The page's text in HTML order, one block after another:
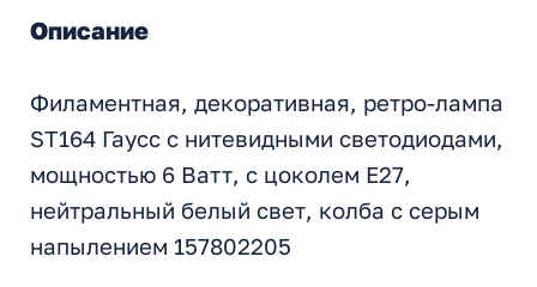
Описание
Филаментная, декоративная, ретро-лампа
ST164 Гаусс с нитевидными светодиодами,
мощностью 6 Ватт, с цоколем E27,
нейтральный белый свет, колба с серым
напылением 157802205